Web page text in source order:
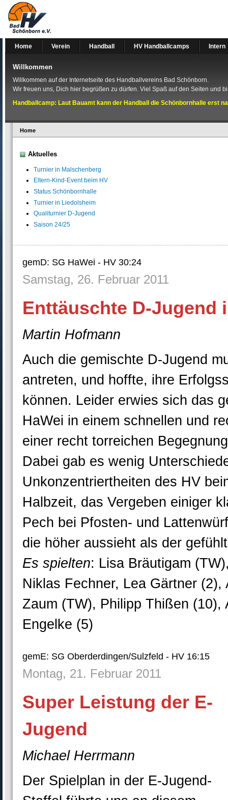
Home Verein Handball HV Handballcamps Intern
Willkommen
Willkommen auf der Internetseite des Handballvereins Bad Schönborn.
Wir freuen uns, Dich hier begrüßen zu dürfen. Viel Spaß auf den Seiten und
Handballcamp: Laut Bauamt kann der Handball die Schönbornhalle erst
Home
Aktuelles
Turnier in Malschenberg
Eltern-Kind-Event beim HV
Status Schönbornhalle
Turnier in Liedolsheim
Qualiturnier D-Jugend
Saison 24/25
gemD: SG HaWei - HV 30:24
Samstag, 26. Februar 2011
Enttäuschte D-Jugend
Martin Hofmann
Auch die gemischte D-Jugend
antreten, und hoffte, ihre
können. Leider erwies sich das
HaWei in einem schnellen und
einer recht torreichen
Dabei gab es wenig
Unkonzentriertheiten des HV
Halbzeit, das Vergeben einiger
Pech bei Pfosten- und
die höher aussieht als der
Es spielten: Lisa Bräutigam
Niklas Fechner, Lea Gärtner
Zaum (TW), Philipp Thißen
Engelke (5)
gemE: SG Oberderdingen/Sulzfeld - HV 16:15
Montag, 21. Februar 2011
Super Leistung der E-
Jugend
Michael Herrmann
Der Spielplan in der E-Jugend-